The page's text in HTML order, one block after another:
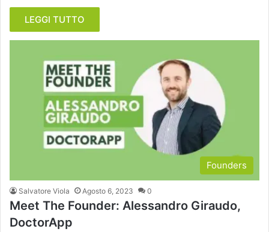
LEGGI TUTTO
Founders
Salvatore Viola Agosto 6, 2023 0
Meet The Founder: Alessandro Giraudo,
DoctorApp